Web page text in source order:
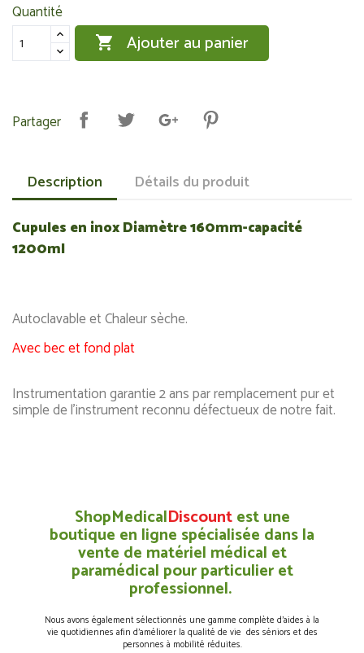
Quantité
 Ajouter au panier
Partager
Description Détails du produit
Cupules en inox Diamètre 160mm-capacité
1200ml
Autoclavable et Chaleur sèche.
Avec bec et fond plat
Instrumentation garantie 2 ans par remplacement pur et
simple de l'instrument reconnu défectueux de notre fait.
ShopMedicalDiscountest une
boutique en ligne spécialisée dans la
vente de matériel médical et
paramédical pour particulier et
professionnel.
Nous avons également sélectionnés une gamme complète d’aides à la
vie quotidiennes afin d’améliorer la qualité de vie des séniors et des
personnes à mobilité réduites.